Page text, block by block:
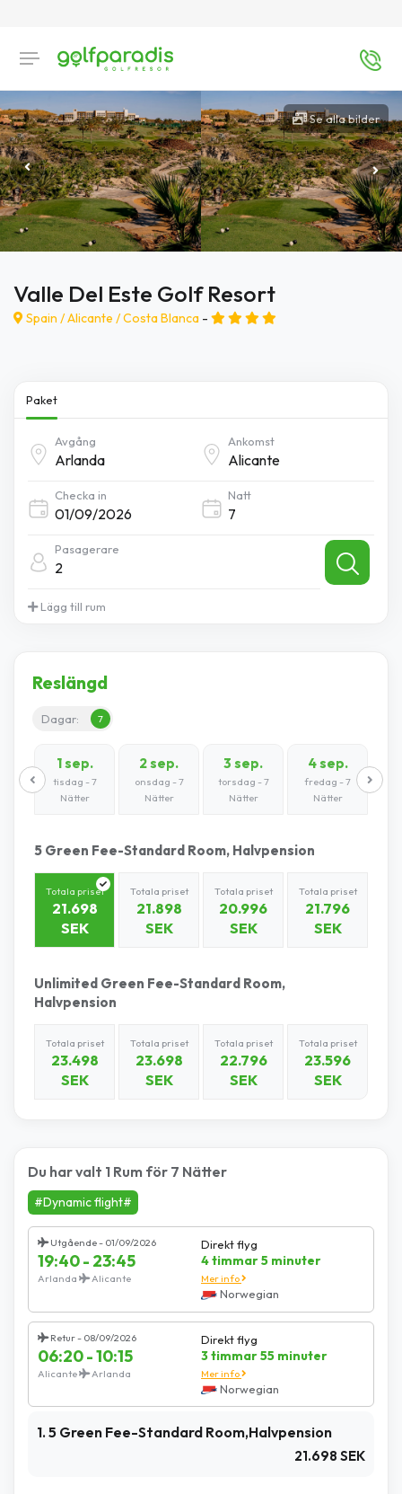
Se alla bilder
Valle Del Este Golf Resort
Spain /Alicante /Costa Blanca -
Paket
Avgång Ankomst
Checka in Natt
Pasagerare
2
Lägg till rum
Reslängd
Dagar: 7
1 sep.
tisdag - 7
Nätter
2 sep.
onsdag - 7
Nätter
3 sep.
torsdag - 7
Nätter
4 sep.
fredag - 7
Nätter
5 Green Fee-Standard Room, Halvpension
Totala priset
21.698
SEK
Totala priset
21.898
SEK
Totala priset
20.996
SEK
Totala priset
21.796
SEK
Unlimited Green Fee-Standard Room,
Halvpension
Totala priset
23.498
SEK
Totala priset
23.698
SEK
Totala priset
22.796
SEK
Totala priset
23.596
SEK
Du har valt 1 Rum för 7 Nätter
#Dynamic flight#
Utgående - 01/09/2026
19:40 - 23:45
Arlanda Alicante
Direkt flyg
4 timmar 5 minuter
Mer info
Norwegian
Retur - 08/09/2026
06:20 - 10:15
Alicante Arlanda
Direkt flyg
3 timmar 55 minuter
Mer info
Norwegian
1. 5 Green Fee-Standard Room,Halvpension
21.698 SEK